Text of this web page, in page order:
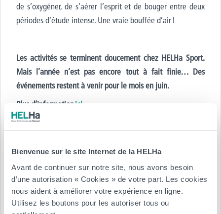
Bienvenue sur le site Internet de la HELHa
Avant de continuer sur notre site, nous avons besoin
d’une autorisation « Cookies » de votre part. Les cookies
nous aident à améliorer votre expérience en ligne.
Utilisez les boutons pour les autoriser tous ou
de s’oxygéner, de s’aérer l’esprit et de bouger entre deux
périodes d’étude intense. Une vraie bouffée d’air !
Les activités se terminent doucement chez HELHa Sport.
Mais l’année n’est pas encore tout à fait finie… Des
événements restent à venir pour le mois en juin.
Plus d’informationici.